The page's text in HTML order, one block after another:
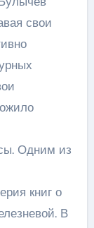
свои
Одним из
книг о
В